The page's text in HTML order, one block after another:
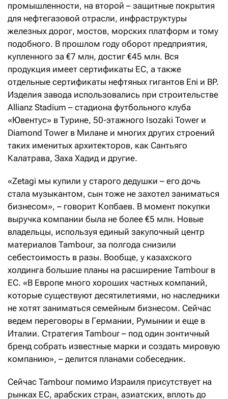
промышленности, на второй – защитные покрытия
для нефтегазовой отрасли, инфраструктуры
железных дорог, мостов, морских платформ и тому
подобного. В прошлом году оборот предприятия,
купленного за €7 млн, достиг €45 млн. Вся
продукция имеет сертификаты ЕС, а также
отдельные сертификаты нефтяных гигантов Eni и BP.
Изделия завода использовались при строительстве
Allianz Stadium – стадиона футбольного клуба
«Ювентус» в Турине, 50-этажного Isozaki Tower и
Diamond Tower в Милане и многих других строений
таких именитых архитекторов, как Сантьяго
Калатрава, Заха Хадид и другие.
«Zetagi мы купили у старого дедушки – его дочь
стала музыкантом, сын тоже не захотел заниматься
бизнесом», – говорит Копбаев. В момент покупки
выручка компании была не более €5 млн. Новые
владельцы, используя единый закупочный центр
материалов Tambour, за полгода снизили
себестоимость в разы. Вообще, у казахского
холдинга большие планы на расширение Tambour в
ЕС. «В Европе много хороших частных компаний,
которые существуют десятилетиями, но наследники
не хотят заниматься семейным бизнесом. Сейчас
ведем переговоры в Германии, Румынии и еще в
Италии. Стратегия Tambour – под один зонтичный
бренд собрать известные марки и создать мировую
компанию», – делится планами собеседник.
Сейчас Tambour помимо Израиля присутствует на
рынках ЕС, арабских стран, азиатских, вплоть до